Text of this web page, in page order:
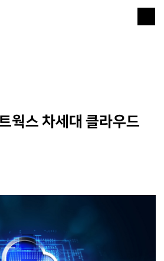
웍스 차세대 클라우드